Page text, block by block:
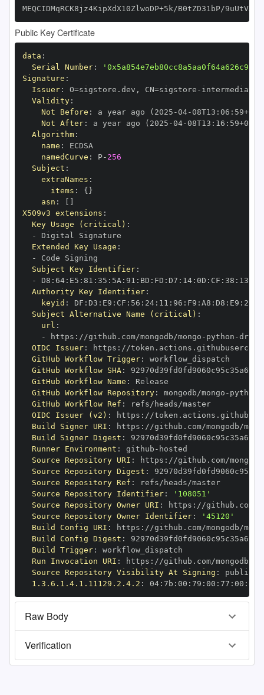
MEQCIDMqRCK8jz4KipXdX10ZlwoDP+5k/B0tZD31bP/
Public Key Certificate
data :
Serial Number:
Signature :
Issuer: O=sigstore.dev , CN=sigstore -
Validity:
Not Before : a year ago (2025 -04-08T13 : 06 : 59+00
Not After: a year ago (2025 -04-08T13 : 16 : 59+00
Algorithm:
name :
namedCurve : P- 256
Subject :
extraNames :
items : { }
asn :
X509v3 extensions :
Key Usage (critical) :
-
Extended Key Usage :
-
Subject Key Identifier:
-
D8 : 64: E5 : 81 : 35 : 5A : 91 : BD : FD : D7 : 14: 0D : CF : 38 : 13
Authority Key Identifier:
keyid : DF : D3 : E9 : CF : 56 : 24: 11 : 96 : F9 : A8 : D8 : E9 : 28
Subject Alternative Name (critical) :
url :
-
https : //github.com/mongodb/mongo - python -
OIDC Issuer: https :
GitHub Workflow Trigger:
GitHub Workflow SHA:
GitHub Workflow Name :
GitHub Workflow Repository: mongodb/mongo - python
GitHub Workflow Ref :
refs/heads/master
OIDC Issuer (v2) : https :
Build Signer URI : https : //github.com/mongodb/
Build Signer Digest :
Runner Environment : github -
Source Repository URI : https : //github.com/
Source Repository Digest :
Source Repository Ref :
refs/heads/master
Source Repository Identifier:
'108051'
Source Repository Owner URI : https :
Source Repository Owner Identifier:
'45120'
Build Config URI : https : //github.com/mongodb/
Build Config Digest :
Build Trigger:
Run Invocation URI : https : //github.com/mongodb/
Source Repository Visibility At Signing :
1.3.6.1.4.1.11129.2.4.2 : 04: 7b : 00 : 79 : 00 : 77 : 00 : dd
Raw Body
Verification